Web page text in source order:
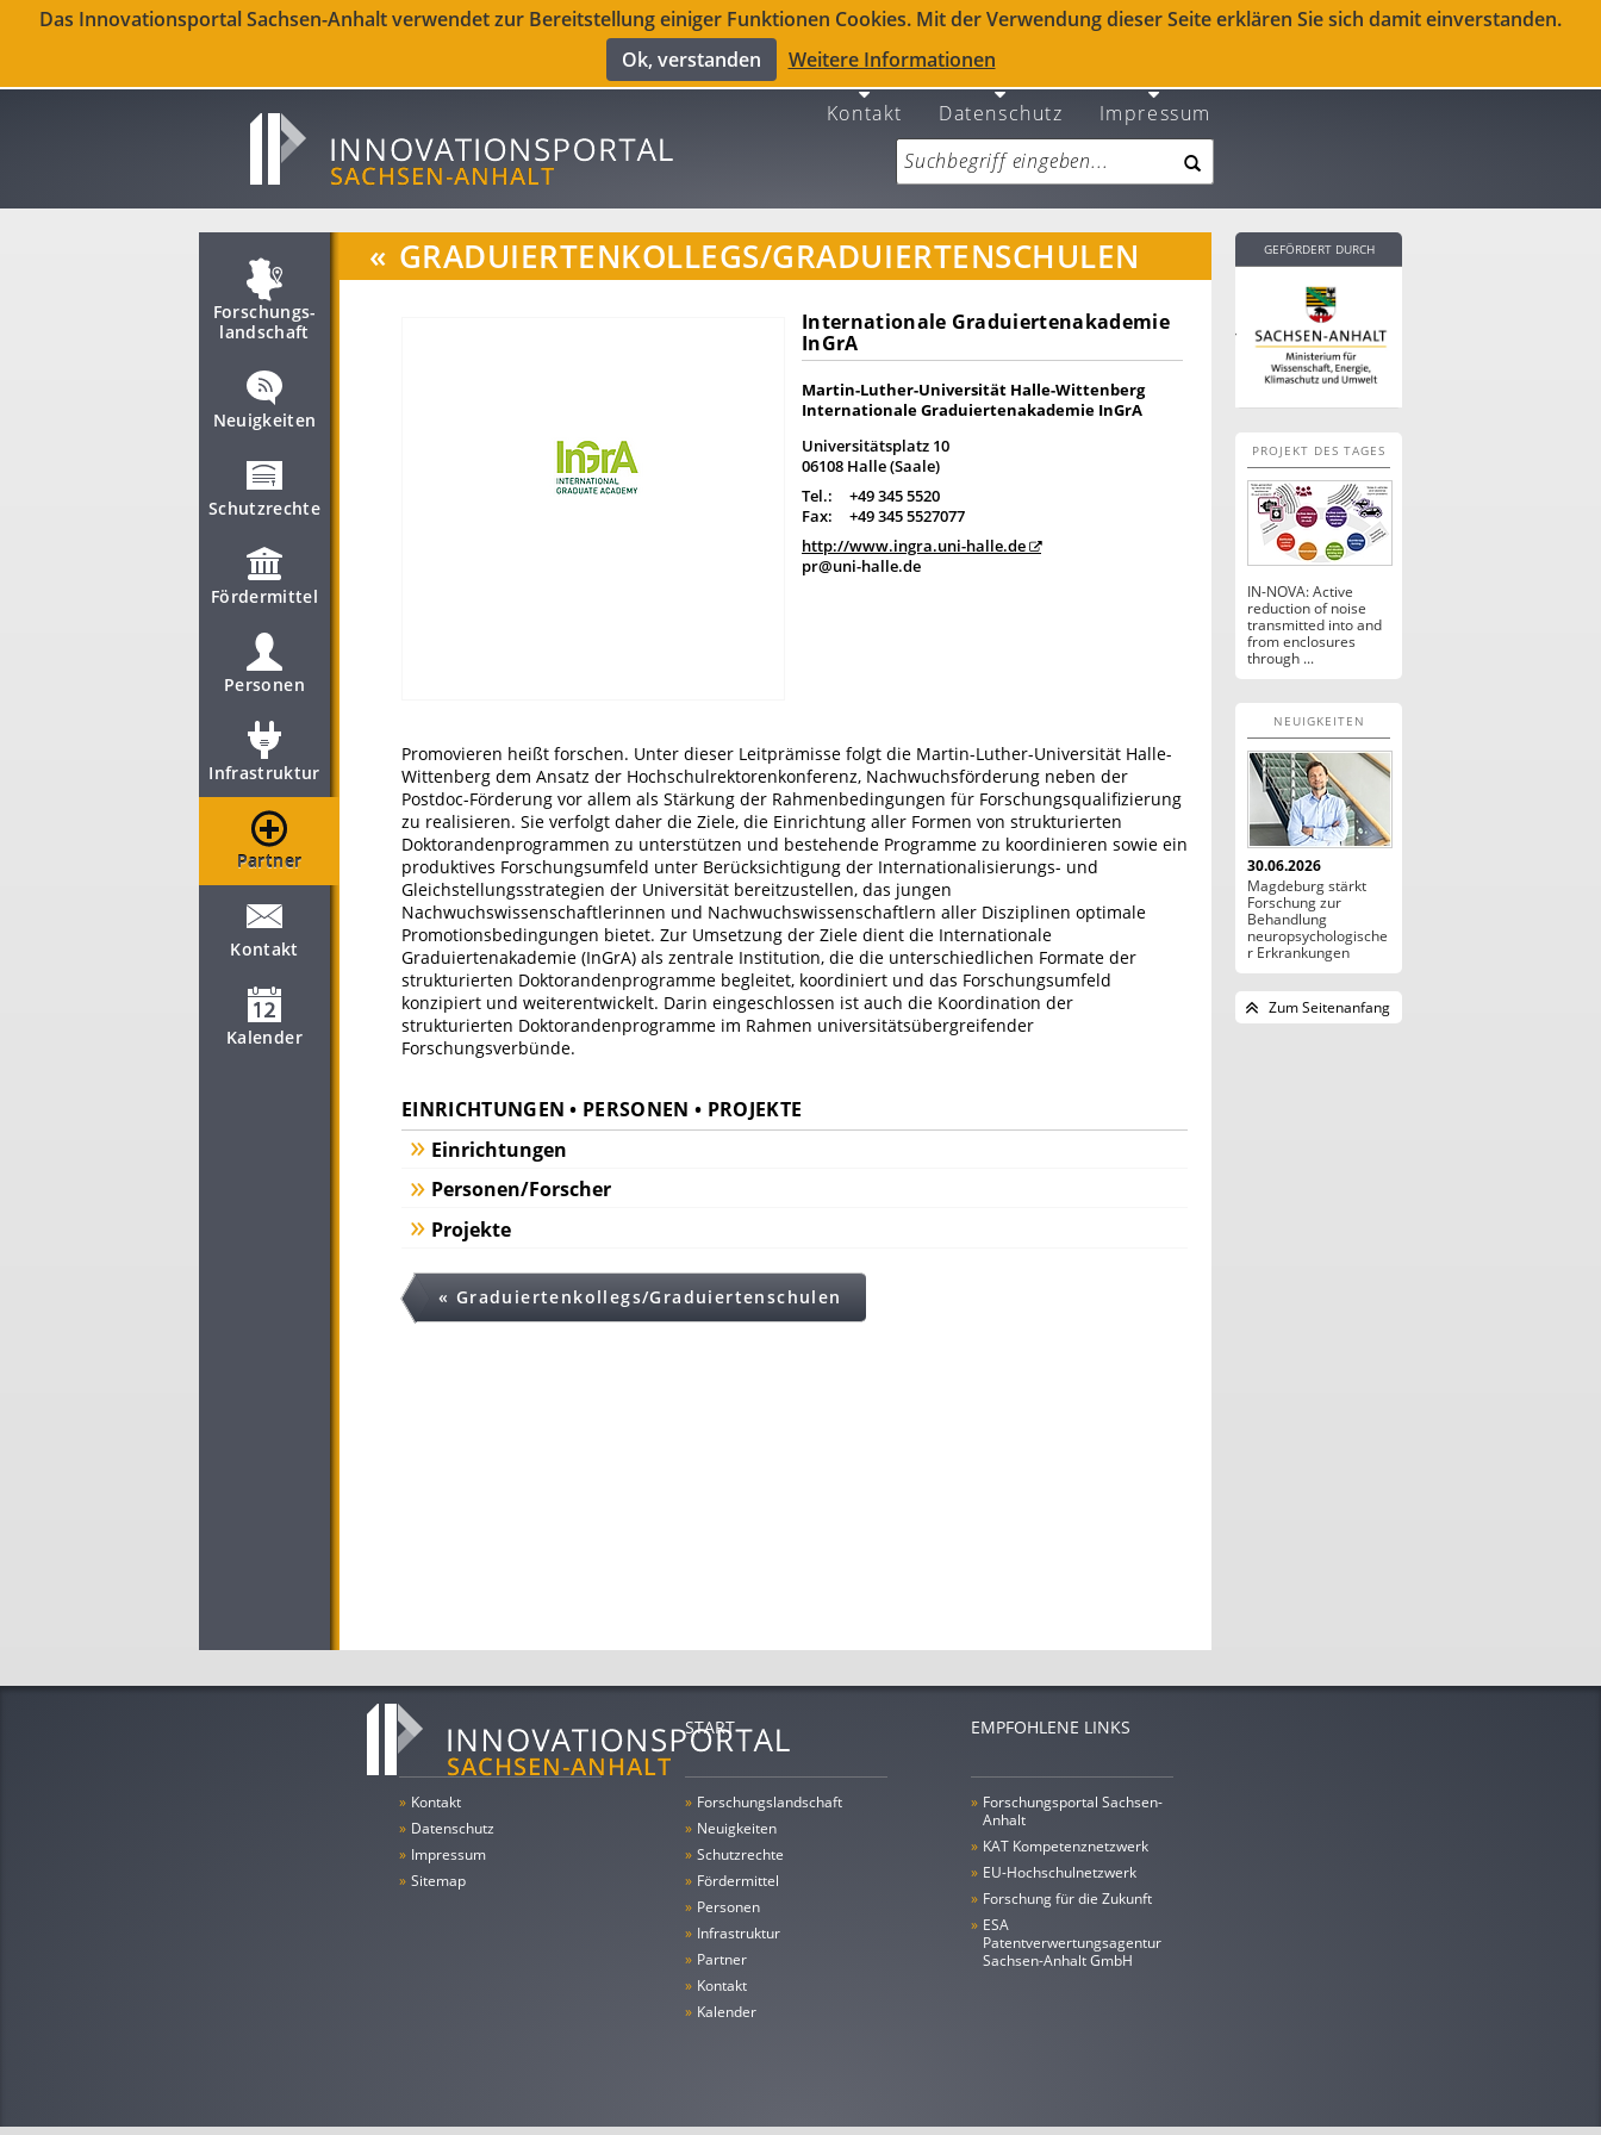
Das Innovationsportal Sachsen-Anhalt verwendet zur Bereitstellung einiger Funktionen Cookies. Mit der Verwendung dieser Seite erklären Sie sich damit einverstanden.
Ok, verstanden
Weitere Informationen
Kontakt Datenschutz Impressum
Forschungs­
landschaft
Neuigkeiten
Schutzrechte
Fördermittel
Personen
Infrastruktur
Partner
Kontakt
Kalender
« GRADUIERTENKOLLEGS/GRADUIERTENSCHULEN
Internationale Graduiertenakademie
InGrA
Martin-Luther-Universität Halle-Wittenberg
Internationale Graduiertenakademie InGrA
Universitätsplatz 10
06108 Halle (Saale)
Tel.:
+49 345 5520
Fax:
+49 345 5527077
http://www.ingra.uni-halle.de
pr@uni-halle.de
Promovieren heißt forschen. Unter dieser Leitprämisse folgt die Martin-Luther-Universität Halle-
Wittenberg dem Ansatz der Hochschulrektorenkonferenz, Nachwuchsförderung neben der
Postdoc-Förderung vor allem als Stärkung der Rahmenbedingungen für Forschungsqualifizierung
zu realisieren. Sie verfolgt daher die Ziele, die Einrichtung aller Formen von strukturierten
Doktorandenprogrammen zu unterstützen und bestehende Programme zu koordinieren sowie ein
produktives Forschungsumfeld unter Berücksichtigung der Internationalisierungs- und
Gleichstellungsstrategien der Universität bereitzustellen, das jungen
Nachwuchswissenschaftlerinnen und Nachwuchswissenschaftlern aller Disziplinen optimale
Promotionsbedingungen bietet. Zur Umsetzung der Ziele dient die Internationale
Graduiertenakademie (InGrA) als zentrale Institution, die die unterschiedlichen Formate der
strukturierten Doktorandenprogramme begleitet, koordiniert und das Forschungsumfeld
konzipiert und weiterentwickelt. Darin eingeschlossen ist auch die Koordination der
strukturierten Doktorandenprogramme im Rahmen universitätsübergreifender
Forschungsverbünde.
EINRICHTUNGEN • PERSONEN • PROJEKTE
Einrichtungen
Personen/Forscher
Projekte
« Graduiertenkollegs/Graduiertenschulen
GEFÖRDERT DURCH
PROJEKT DES TAGES
IN-NOVA: Active
reduction of noise
transmitted into and
from enclosures
through ...
NEUIGKEITEN
30.06.2026
Magdeburg stärkt
Forschung zur
Behandlung
neuropsychologische
r Erkrankungen
Zum Seitenanfang
» Kontakt
» Datenschutz
» Impressum
» Sitemap
START
» Forschungs­landschaft
» Neuigkeiten
» Schutzrechte
» Fördermittel
» Personen
» Infrastruktur
» Partner
» Kontakt
» Kalender
EMPFOHLENE LINKS
» Forschungsportal Sachsen-
Anhalt
» KAT Kompetenznetzwerk
» EU-Hochschulnetzwerk
» Forschung für die Zukunft
» ESA
Patentverwertungsagentur
Sachsen-Anhalt GmbH